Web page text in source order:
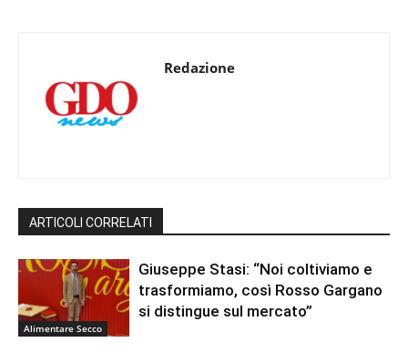
Redazione
ARTICOLI CORRELATI
Alimentare Secco
Giuseppe Stasi: “Noi coltiviamo e
trasformiamo, così Rosso Gargano
si distingue sul mercato”